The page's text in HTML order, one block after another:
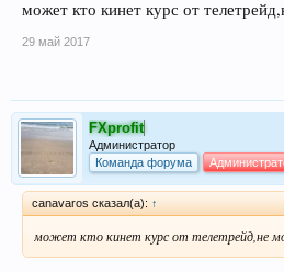
может кто кинет курс от
29 май 2017
FXprofit
Администратор
Команда форума
canavaros сказал(а): ↑
может кто кинет курс от телетрейд,не